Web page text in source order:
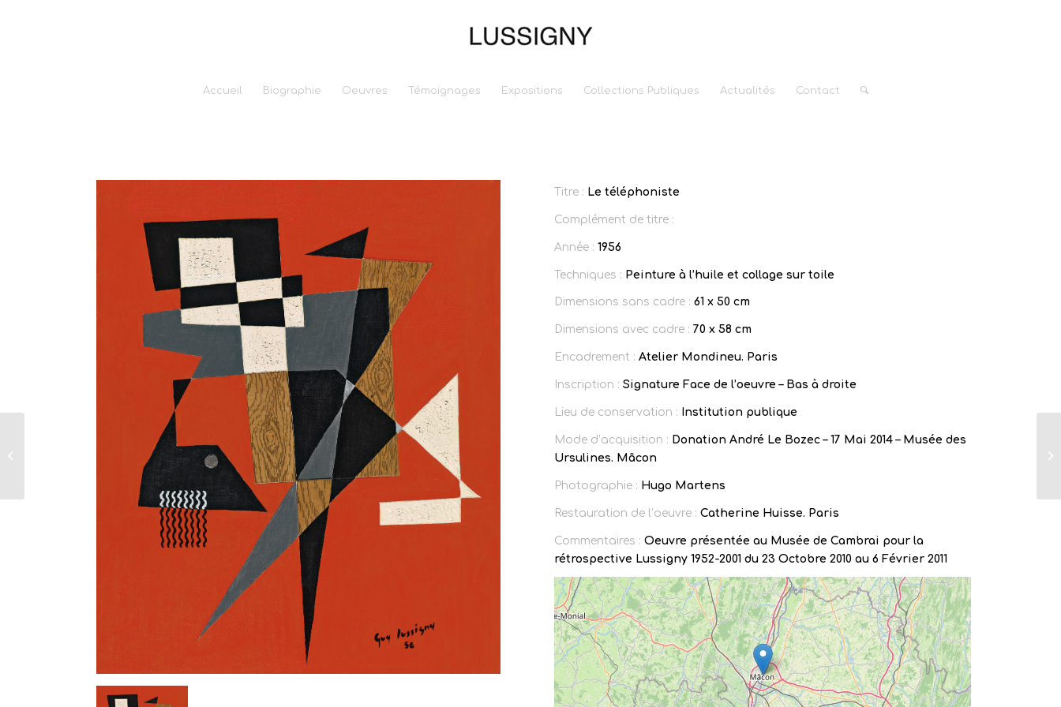
Accueil Biographie Oeuvres Témoignages Expositions Collections Publiques Actualités Contact
Titre : Le téléphoniste
Complément de titre :
Année : 1956
Techniques : Peinture à l’huile et collage sur toile
Dimensions sans cadre : 61 x 50 cm
Dimensions avec cadre : 70 x 58 cm
Encadrement : Atelier Mondineu. Paris
Inscription : Signature Face de l’oeuvre – Bas à droite
Lieu de conservation : Institution publique
Mode d’acquisition : Donation André Le Bozec – 17 Mai 2014 – Musée des
Ursulines. Mâcon
Photographie : Hugo Martens
Restauration de l’oeuvre : Catherine Huisse. Paris
Commentaires : Oeuvre présentée au Musée de Cambrai pour la
rétrospective Lussigny 1952-2001 du 23 Octobre 2010 au 6 Février 2011